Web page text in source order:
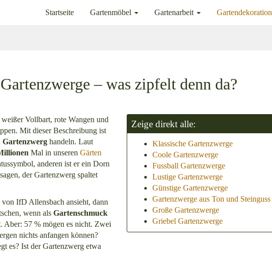
Startseite Gartenmöbel Gartenarbeit Gartendekoration
Gartenzwerge – was zipfelt denn da?
Vollbart, rote Wangen und
Mit dieser Beschreibung ist
Gartenzwerg handeln. Laut
Mal in unseren Gärten
anderen ist er ein Dorn
der Gartenzwerg spaltet
IfD Allensbach ansieht, dann
wenn als Gartenschmuck
Aber: 57 % mögen es nicht. Zwei
nichts anfangen können?
es? Ist der Gartenzwerg etwa
Zeige direkt alle:
Klassische Gartenzwerge
Coole Gartenzwerge
Fussball Gartenzwerge
Lustige Gartenzwerge
Günstige Gartenzwerge
Gartenzwerge aus Ton und Steinguss
Große Gartenzwerge
Griebel Gartenzwerge